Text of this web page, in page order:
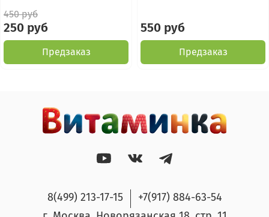
450 руб
250 руб
Предзаказ
550 руб
Предзаказ
8(499) 213-17-15
+7(917) 884-63-54